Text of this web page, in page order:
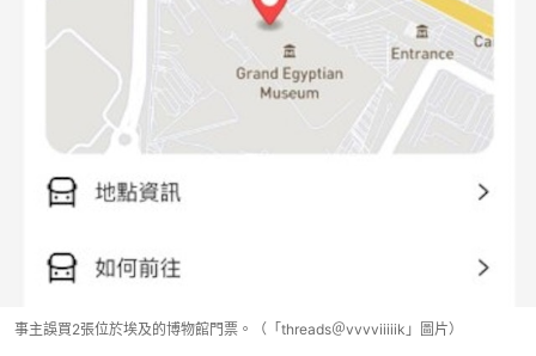
事主誤買2張位於埃及的博物館門票。（「threads＠vvvviiiiik」圖片）